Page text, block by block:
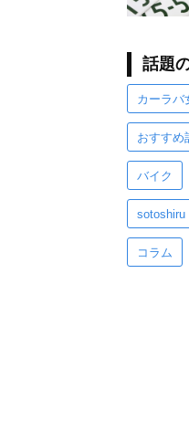
話題
カーラバ
おすすめ
バイク
sotoshiru
コラム